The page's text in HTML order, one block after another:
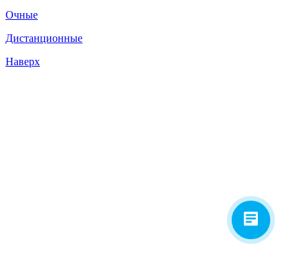
Очные
Дистанционные
Наверх